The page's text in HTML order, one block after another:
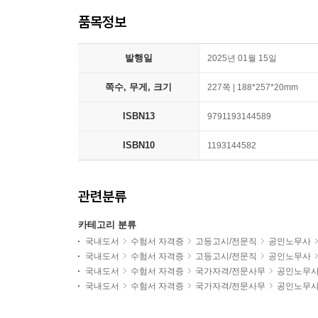
품목정보
발행일 2025년 01월 15일
쪽수, 무게, 크기 227쪽 | 188*257*20mm
ISBN13 9791193144589
ISBN10 1193144582
관련분류
카테고리 분류
국내도서 수험서 자격증 고등고시/전문직 공인노무사
국내도서
수험서 자격증 고등고시/전문직 공인노무사
국내도서
수험서 자격증 국가자격/전문사무 공인노무
국내도서
수험서 자격증 국가자격/전문사무 공인노무